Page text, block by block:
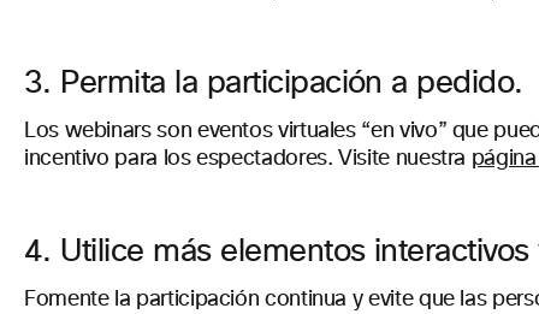
3. Permita la participación a pedido.
Los webinars son eventos virtuales “en vivo” que
incentivo para los espectadores. Visite nuestra
4. Utilice más elementos interactivos
Fomente la participación continua y evite que las